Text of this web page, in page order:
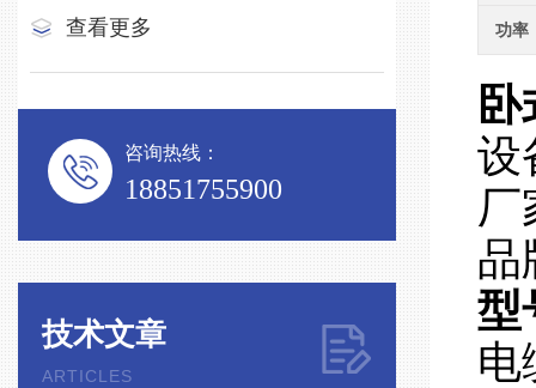
查看更多
咨询热线：
18851755900
技术文章
ARTICLES
功率
设
厂
品
型
电